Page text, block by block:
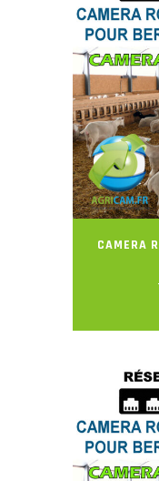
CAMERA